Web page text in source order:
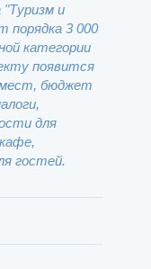
и
порядка 3 000
категории
появится
бюджет
для
гостей.